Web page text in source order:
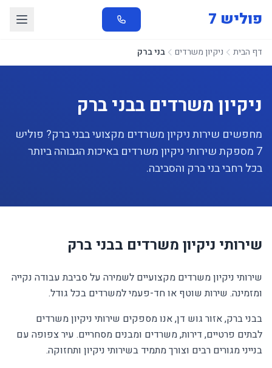
פוליש 7
דף הבית ניקיון משרדים בני ברק
ניקיון משרדים בבני ברק
מחפשים שירות ניקיון משרדים מקצועי בבני ברק? פוליש
7 מספקת שירותי ניקיון משרדים באיכות הגבוהה ביותר
בכל רחבי בני ברק והסביבה.
שירותי ניקיון משרדים בבני ברק
שירותי ניקיון משרדים מקצועיים לשמירה על סביבת עבודה נקייה
ומזמינה. שירות שוטף או חד-פעמי למשרדים בכל גודל.
בבני ברק, אזור גוש דן, אנו מספקים שירותי ניקיון משרדים
לבתים פרטיים, דירות, משרדים ומבנים מסחריים. עיר צפופה עם
בנייני מגורים רבים וצורך מתמיד בשירותי ניקיון ותחזוקה.